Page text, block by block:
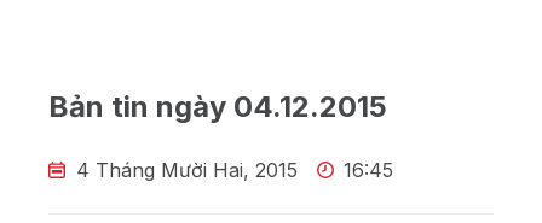
Bản tin ngày 04.12.2015
4 Tháng Mười Hai, 2015 16:45